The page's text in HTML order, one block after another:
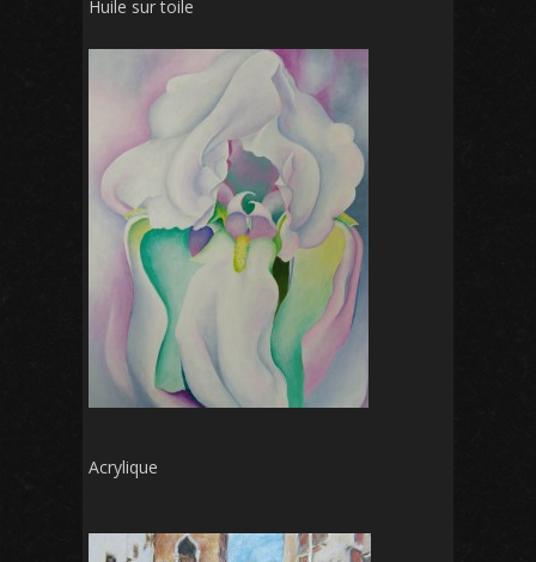
Huile sur toile
Acrylique